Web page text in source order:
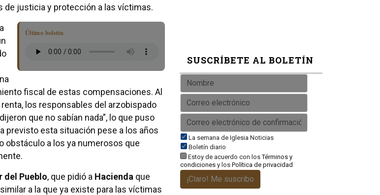
justicia y protección a las víctimas.
Último boletín
fiscal de estas compensaciones. Al
los responsables del arzobispado
que no sabían nada”, lo que puso
previsto esta situación pese a los años
obstáculo a los ya numerosos que
del Pueblo, que pidió a Hacienda que
a la que ya existe para las víctimas
SUSCRÍBETE AL BOLETÍN
La semana de Iglesia Noticias
Boletín diario
Estoy de acuerdo con losTérminos y
condiciones y los Política de privacidad
¡Claro! Me suscribo